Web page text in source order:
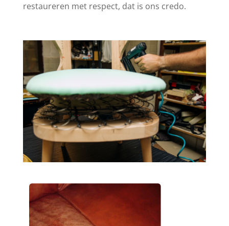
restaureren met respect, dat is ons credo.